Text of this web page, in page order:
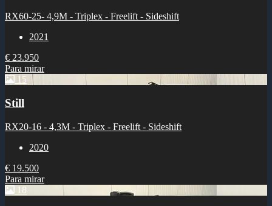
RX60-25- 4,9M - Triplex - Freelift - Sideshift
2021
€ 23.950
Para mirar
15
Still
RX20-16 - 4,3M - Triplex - Freelift - Sideshift
2020
€ 19.500
Para mirar
18